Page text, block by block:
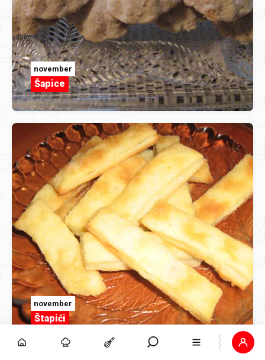
november
Šapice
november
Štapići